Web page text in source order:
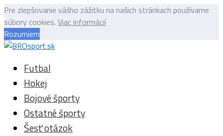
Pre zlepšovanie vášho zážitku na našich stránkach používame
súbory cookies. Viac informácií
Rozumiem
Futbal
Hokej
Bojové športy
Ostatné športy
Šesť otázok